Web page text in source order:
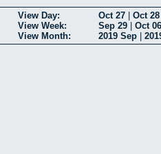
View Day: Oct 27 Oct 28
View Week:
Sep 29 Oct 06
View Month:
2019 Sep